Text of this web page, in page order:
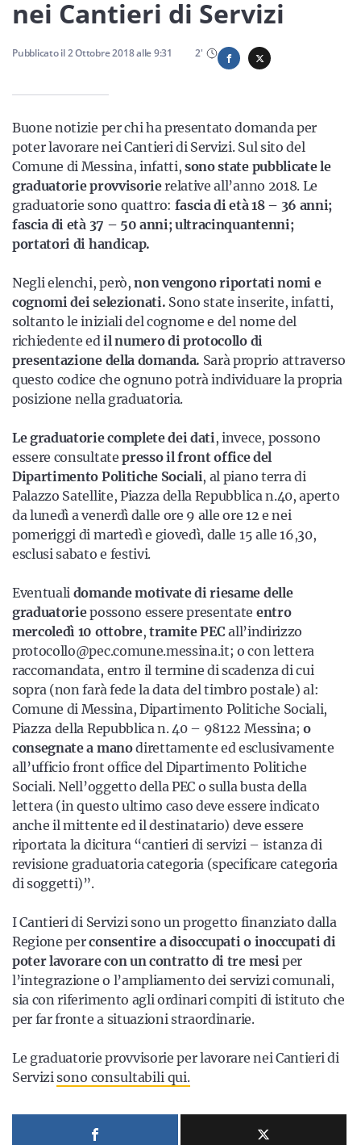
Servizi
Resta sempre aggiornato con le ultime news, iscriviti alla
nostra newsletter
Iscriviti
nei Cantieri di Servizi
Pubblicato il2 Ottobre 2018alle9:31 2'
Buone notizie per chi ha presentato domanda per
poter lavorare nei Cantieri di Servizi. Sul sito del
Comune di Messina, infatti,sono state pubblicate le
graduatorie provvisorierelative all’anno 2018. Le
graduatorie sono quattro: fascia di età 18 – 36 anni;
fascia di età 37 – 50 anni; ultracinquantenni;
portatori di handicap.
Negli elenchi, però,non vengono riportati nomi e
cognomi dei selezionati. Sono state inserite, infatti,
soltanto le iniziali del cognome e del nome del
richiedente edil numero di protocollo di
presentazione della domanda. Sarà proprio attraverso
questo codice che ognuno potrà individuare la propria
posizione nella graduatoria.
Le graduatorie complete dei dati, invece, possono
essere consultatepressoil front office del
Dipartimento Politiche Sociali, al piano terra di
Palazzo Satellite, Piazza della Repubblica n.40, aperto
da lunedì a venerdì dalle ore 9 alle ore 12 e nei
pomeriggi di martedì e giovedì, dalle 15 alle 16,30,
esclusi sabato e festivi.
Eventuali domande motivate di riesame delle
graduatoriepossono essere presentate entro
mercoledì 10 ottobre, tramite PEC all’indirizzo
protocollo@pec.comune.messina.it; o con lettera
raccomandata, entro il termine di scadenza di cui
sopra (non farà fede la data del timbro postale) al:
Comune di Messina, Dipartimento Politiche Sociali,
Piazza della Repubblica n. 40 – 98122 Messina; o
consegnate a manodirettamente ed esclusivamente
all’ufficio front office del Dipartimento Politiche
Sociali. Nell’oggetto della PEC o sulla busta della
lettera (in questo ultimo caso deve essere indicato
anche il mittente ed il destinatario) deve essere
riportata la dicitura “cantieri di servizi – istanza di
revisione graduatoria categoria (specificare categoria
di soggetti)”.
I Cantieri di Servizi sono un progetto finanziato dalla
Regione perconsentire a disoccupati o inoccupati di
poter lavorare con un contratto di tre mesiper
l’integrazione o l’ampliamento dei servizi comunali,
sia con riferimento agli ordinari compiti di istituto che
per far fronte a situazioni straordinarie.
Le graduatorie provvisorie per lavorare nei Cantieri di
Servizisono consultabili qui.